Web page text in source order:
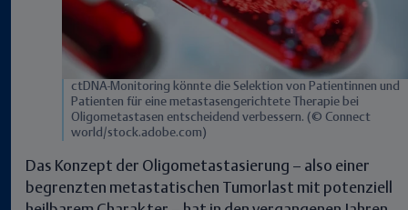
ctDNA-Monitoring könnte die Selektion von Patientinnen und
Patienten für eine metastasengerichtete Therapie bei
Oligometastasen entscheidend verbessern. (© Connect
world/stock.adobe.com)
Das Konzept der Oligometastasierung – also einer
begrenzten metastatischen Tumorlast mit potenziell